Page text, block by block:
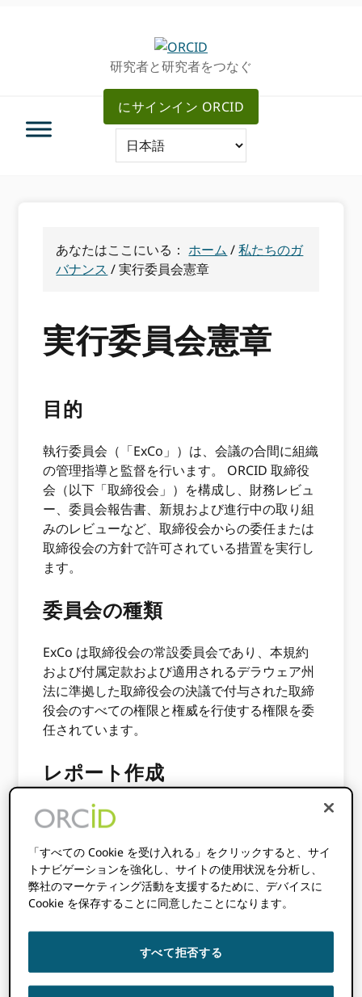
研究者と研究者をつなぐ
にサインイン ORCID
あなたはここにいる：ホーム /私たちのガ
バナンス /実行委員会憲章
実行委員会憲章
目的
執行委員会（「ExCo」）は、会議の合間に組織
の管理指導と監督を行います。 ORCID 取締役
会（以下「取締役会」）を構成し、財務レビュ
ー、委員会報告書、新規および進行中の取り組
みのレビューなど、取締役会からの委任または
取締役会の方針で許可されている措置を実行し
ます。
委員会の種類
ExCo は取締役会の常設委員会であり、本規約
および付属定款および適用されるデラウェア州
法に準拠した取締役会の決議で付与された取締
役会のすべての権限と権威を行使する権限を委
任されています。
レポート作成
ExCo は取締役会に直接報告します。 理事会書
記は議事録を作成し、理事会議長は各理事会会
議でこれらの議事録を理事会と共有して検討し
ます。
委員会の役割と責任
ExCo の取締役会から委任された責任には次の
ようなものがあります。
「すべての Cookie を受け入れる」をクリックすると、サイ
トナビゲーションを強化し、サイトの使用状況を分析し、
弊社のマーケティング活動を支援するために、デバイスに
Cookie を保存することに同意したことになります。
すべて拒否する